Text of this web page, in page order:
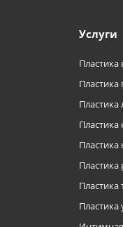
Услуги
Пластика
Пластика
Пластика
Пластика
Пластика
Пластика